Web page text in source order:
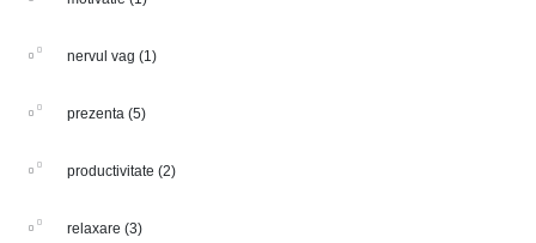
nervul vag (1)
prezenta (5)
productivitate (2)
relaxare (3)